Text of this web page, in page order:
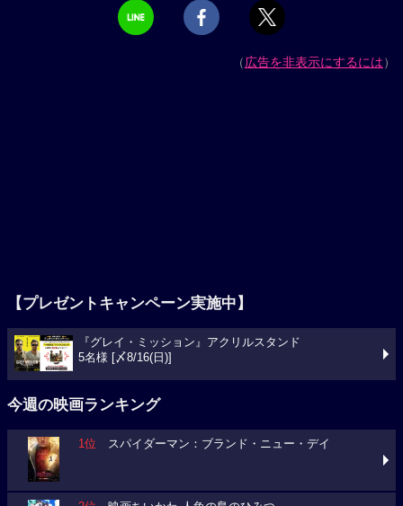
（広告を非表示にするには）
【プレゼントキャンペーン実施中】
『グレイ・ミッション』アクリルスタンド
5名様 [〆8/16(日)]
今週の映画ランキング
1位 スパイダーマン：ブランド・ニュー・デイ